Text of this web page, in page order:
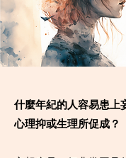
什麼年紀的人容易患上
心理抑或生理所促成？